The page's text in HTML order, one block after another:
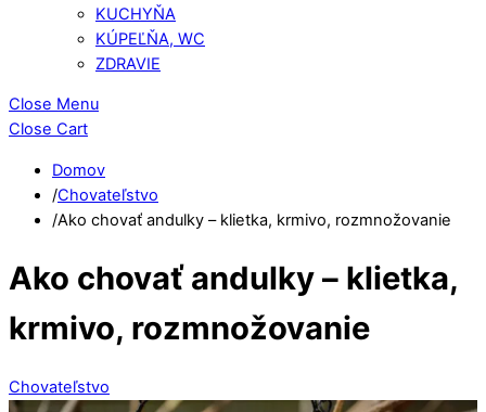
KUCHYŇA
KÚPEĽŇA, WC
ZDRAVIE
Close Menu
Close Cart
Domov
/Chovateľstvo
/Ako chovať andulky – klietka, krmivo, rozmnožovanie
Ako chovať andulky – klietka,
krmivo, rozmnožovanie
Chovateľstvo